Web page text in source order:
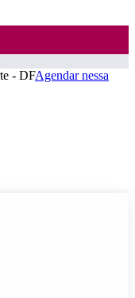
- DFAgendar nessa